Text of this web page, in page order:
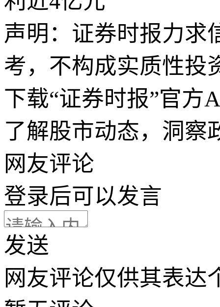
声明：证券时报力求
考，不构成实质性投
下载“证券时报”官方
了解股市动态，洞察
网友评论
登录后可以发言
发送
网友评论仅供其表达